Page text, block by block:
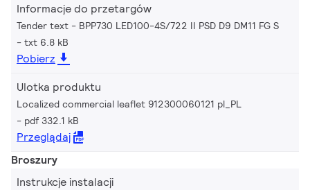
Informacje do przetargów
Tender text - BPP730 LED100-4S/722 II PSD D9 DM11 FG S
txt 6.8 kB
Pobierz
Ulotka produktu
Localized commercial leaflet 912300060121 pl_PL
pdf 332.1 kB
Przeglądaj
Broszury
Instrukcje instalacji